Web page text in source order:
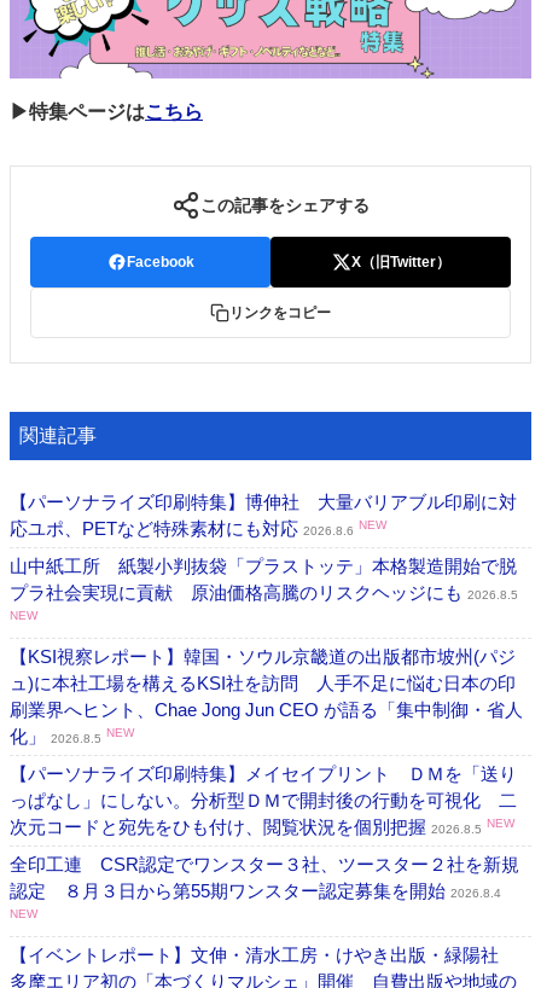
▶特集ページはこちら
この記事をシェアする
Facebook X（旧Twitter）
リンクをコピー
関連記事
【パーソナライズ印刷特集】博伸社 大量バリアブル印刷に対
応ユポ、PETなど特殊素材にも対応 2026.8.6 NEW
山中紙工所 紙製小判抜袋「プラストッテ」本格製造開始で脱
プラ社会実現に貢献 原油価格高騰のリスクヘッジにも 2026.8.5
NEW
【KSI視察レポート】韓国・ソウル京畿道の出版都市坡州(パジ
ュ)に本社工場を構えるKSI社を訪問 人手不足に悩む日本の印
刷業界へヒント、Chae Jong Jun CEO が語る「集中制御・省人
化」
2026.8.5 NEW
【パーソナライズ印刷特集】メイセイプリント ＤＭを「送り
っぱなし」にしない。分析型ＤＭで開封後の行動を可視化 二
次元コードと宛先をひも付け、閲覧状況を個別把握 2026.8.5 NEW
全印工連 CSR認定でワンスター３社、ツースター２社を新規
認定 ８月３日から第55期ワンスター認定募集を開始 2026.8.4
NEW
【イベントレポート】文伸・清水工房・けやき出版・緑陽社
多摩エリア初の「本づくりマルシェ」開催 自費出版や地域の